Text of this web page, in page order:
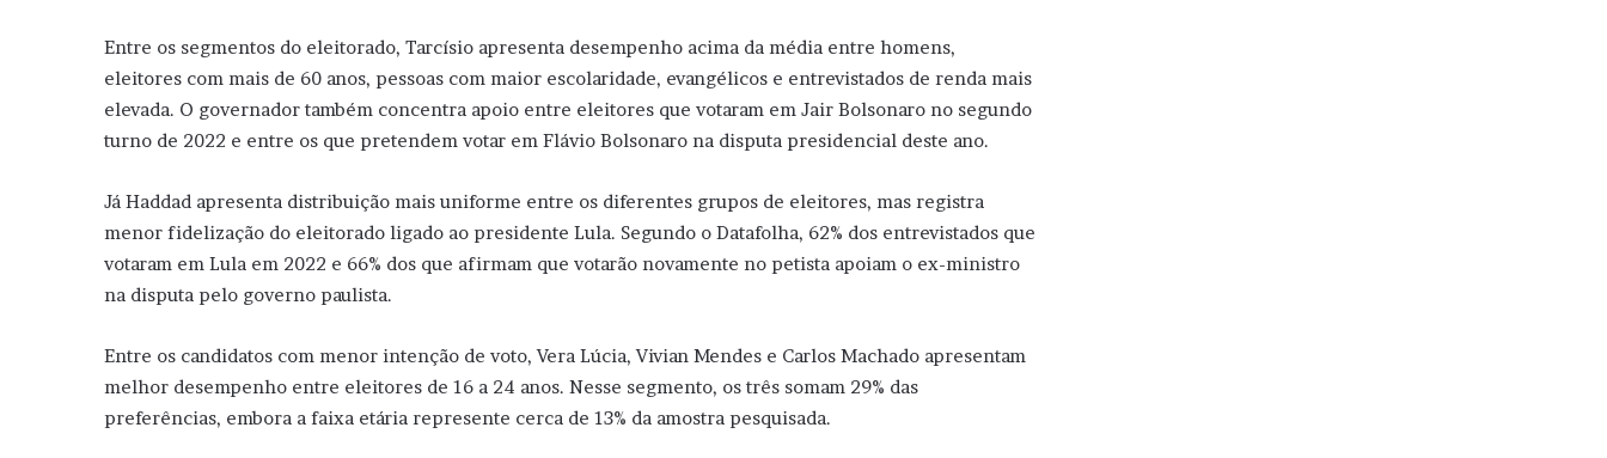
Entre os segmentos do eleitorado, Tarcísio apresenta desempenho acima da média entre homens,
eleitores com mais de 60 anos, pessoas com maior escolaridade, evangélicos e entrevistados de renda mais
elevada. O governador também concentra apoio entre eleitores que votaram em Jair Bolsonaro no segundo
turno de 2022 e entre os que pretendem votar em Flávio Bolsonaro na disputa presidencial deste ano.
Já Haddad apresenta distribuição mais uniforme entre os diferentes grupos de eleitores, mas registra
menor fidelização do eleitorado ligado ao presidente Lula. Segundo o Datafolha, 62% dos entrevistados que
votaram em Lula em 2022 e 66% dos que afirmam que votarão novamente no petista apoiam o ex-ministro
na disputa pelo governo paulista.
Entre os candidatos com menor intenção de voto, Vera Lúcia, Vivian Mendes e Carlos Machado apresentam
melhor desempenho entre eleitores de 16 a 24 anos. Nesse segmento, os três somam 29% das
preferências, embora a faixa etária represente cerca de 13% da amostra pesquisada.